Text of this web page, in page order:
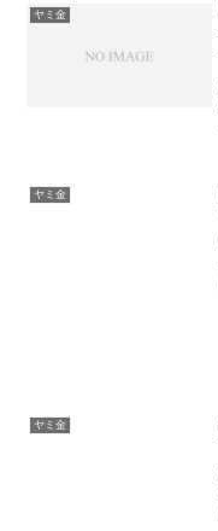
ヤミ金
ヤミ金
ヤミ金